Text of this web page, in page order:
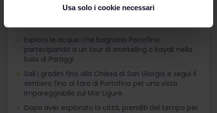
Usa solo i cookie necessari
tradizione di borgo marinaro con un'atmosfera
Esplora le acque che bagnano Portofino
partecipando a un tour di snorkeling o kayak nella
baia di Paraggi.
Sali i gradini fino alla Chiesa di San Giorgio e segui il
sentiero fino al faro di Portofino per una vista
impareggiabile sul Mar Ligure.
Dopo aver esplorato la città, prenditi del tempo per